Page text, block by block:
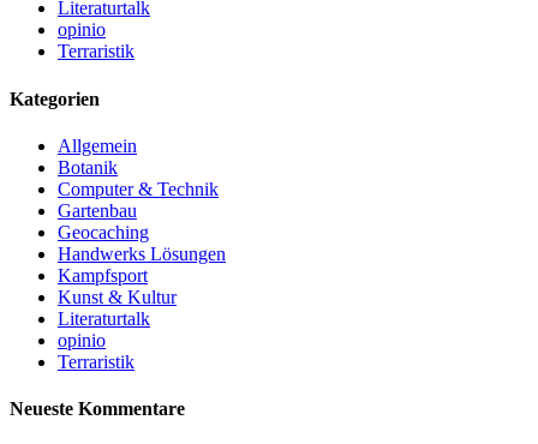
Literaturtalk
opinio
Terraristik
Kategorien
Allgemein
Botanik
Computer & Technik
Gartenbau
Geocaching
Handwerks Lösungen
Kampfsport
Kunst & Kultur
Literaturtalk
opinio
Terraristik
Neueste Kommentare